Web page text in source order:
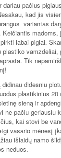
pačius
kad jis
variantas
madoms,
labai pigiai.
vamzdeliai,
Tik
didesniu
plastikinius 20
sieną ir
ne pačiu geriausiu
kai stovi be
vasario mėnesį
išlaidų namo
neduos.